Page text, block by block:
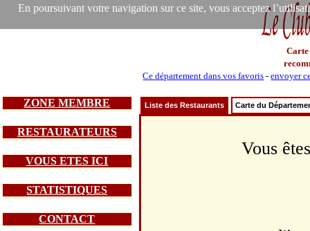
En poursuivant votre navigation sur ce site, vous acceptez
Carte
Ce département dans vos favoris -envoyer
ZONE MEMBRE
RESTAURATEURS
VOUS ETES ICI
STATISTIQUES
CONTACT
Liste des Restaurants Carte du
Vous